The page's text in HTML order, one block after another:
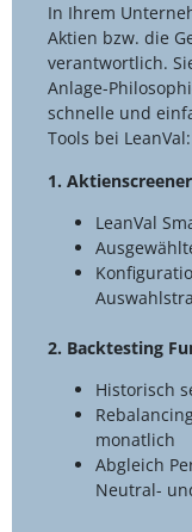
In Ihrem
Aktien bzw. die
verantwortlich.
Anlage-
schnelle und
Tools bei LeanVal:
1. Aktienscreener
LeanVal
2. Backtesting
Historisch
monatlich
Abgleich
Neutral-